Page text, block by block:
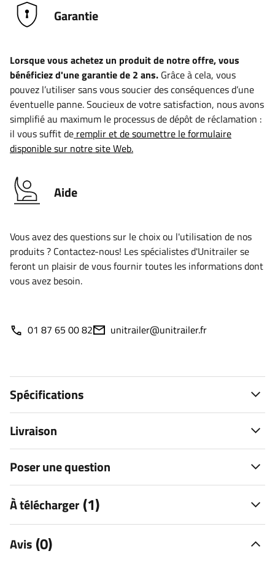
Garantie
Lorsque vous achetez un produit de notre offre, vous
bénéficiez d'une garantie de 2 ans. Grâce à cela, vous
pouvez l’utiliser sans vous soucier des conséquences d’une
éventuelle panne. Soucieux de votre satisfaction, nous avons
simplifié au maximum le processus de dépôt de réclamation :
il vous suffit de remplir et de soumettre le formulaire
disponible sur notre site Web.
Aide
Vous avez des questions sur le choix ou l'utilisation de nos
produits ? Contactez-nous! Les spécialistes d'Unitrailer se
feront un plaisir de vous fournir toutes les informations dont
vous avez besoin.
01 87 65 00 82 unitrailer@unitrailer.fr
Spécifications
Livraison
Poser une question
À télécharger (1)
Avis (0)